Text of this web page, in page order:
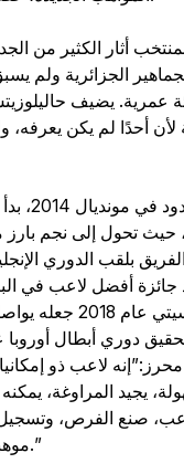
أثار الكثير من
الجزائرية ولم
عمرية. يضيف
لأن أحدًا لم يكن يعرفه،
رغم
تحول إلى نجم بارز
بلقب الدوري
جائزة أفضل لاعب في
إلى مانشستر سيتي
لاعب ذو
يجيد المراوغة،
صنع الفرص، وتسجيل
موهبة فنية استثنائية.”